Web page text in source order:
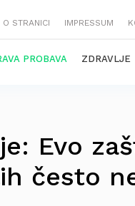
O STRANICI IMPRESSUM
PROBAVA ZDRAVLJE
Evo
često